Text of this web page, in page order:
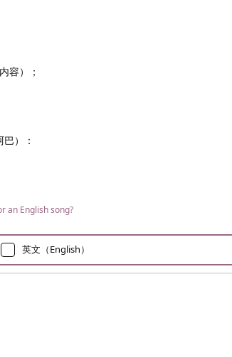
容）；
）：
an English song?
英文（English）